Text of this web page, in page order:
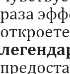
раза
откроете